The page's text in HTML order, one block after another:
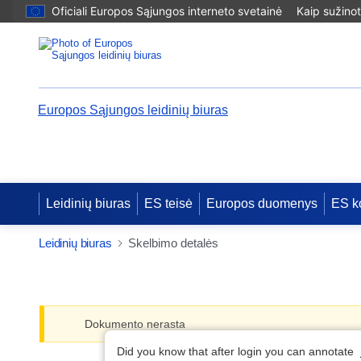
Oficiali Europos Sąjungos interneto svetainė Kaip
Europos Sąjungos leidinių biuras
Leidinių biuras ES teisė Europos duomenys ES
Leidinių biuras Skelbimo detalės
Dokumento nerasta
Did you know that after login you can annotate